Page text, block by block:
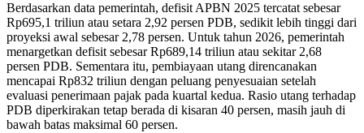
Berdasarkan data pemerintah, defisit APBN 2025 tercatat sebesar
Rp695,1 triliun atau setara 2,92 persen PDB, sedikit lebih tinggi dari
proyeksi awal sebesar 2,78 persen. Untuk tahun 2026, pemerintah
menargetkan defisit sebesar Rp689,14 triliun atau sekitar 2,68
persen PDB. Sementara itu, pembiayaan utang direncanakan
mencapai Rp832 triliun dengan peluang penyesuaian setelah
evaluasi penerimaan pajak pada kuartal kedua. Rasio utang terhadap
PDB diperkirakan tetap berada di kisaran 40 persen, masih jauh di
bawah batas maksimal 60 persen.